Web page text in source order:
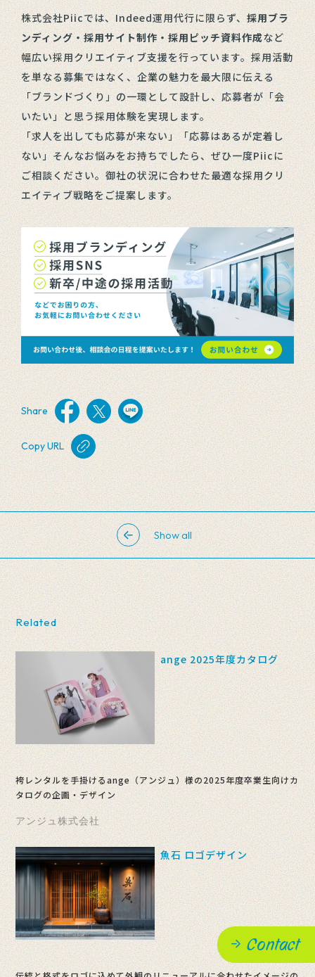
Contact
株式会社Piicでは、Indeed運用代行に限らず、採用ブラ
ンディング・採用サイト制作・採用ピッチ資料作成など
幅広い採用クリエイティブ支援を行っています。採用活動
を単なる募集ではなく、企業の魅力を最大限に伝える
「ブランドづくり」の一環として設計し、応募者が「会
いたい」と思う採用体験を実現します。
「求人を出しても応募が来ない」「応募はあるが定着し
ない」そんなお悩みをお持ちでしたら、ぜひ一度Piicに
ご相談ください。御社の状況に合わせた最適な採用クリ
エイティブ戦略をご提案します。
Share
Copy URL
Show all
Related
ange 2025年度カタログ
袴レンタルを手掛けるange（アンジュ）様の2025年度卒業生向けカ
タログの企画・デザイン
アンジュ株式会社
魚石 ロゴデザイン